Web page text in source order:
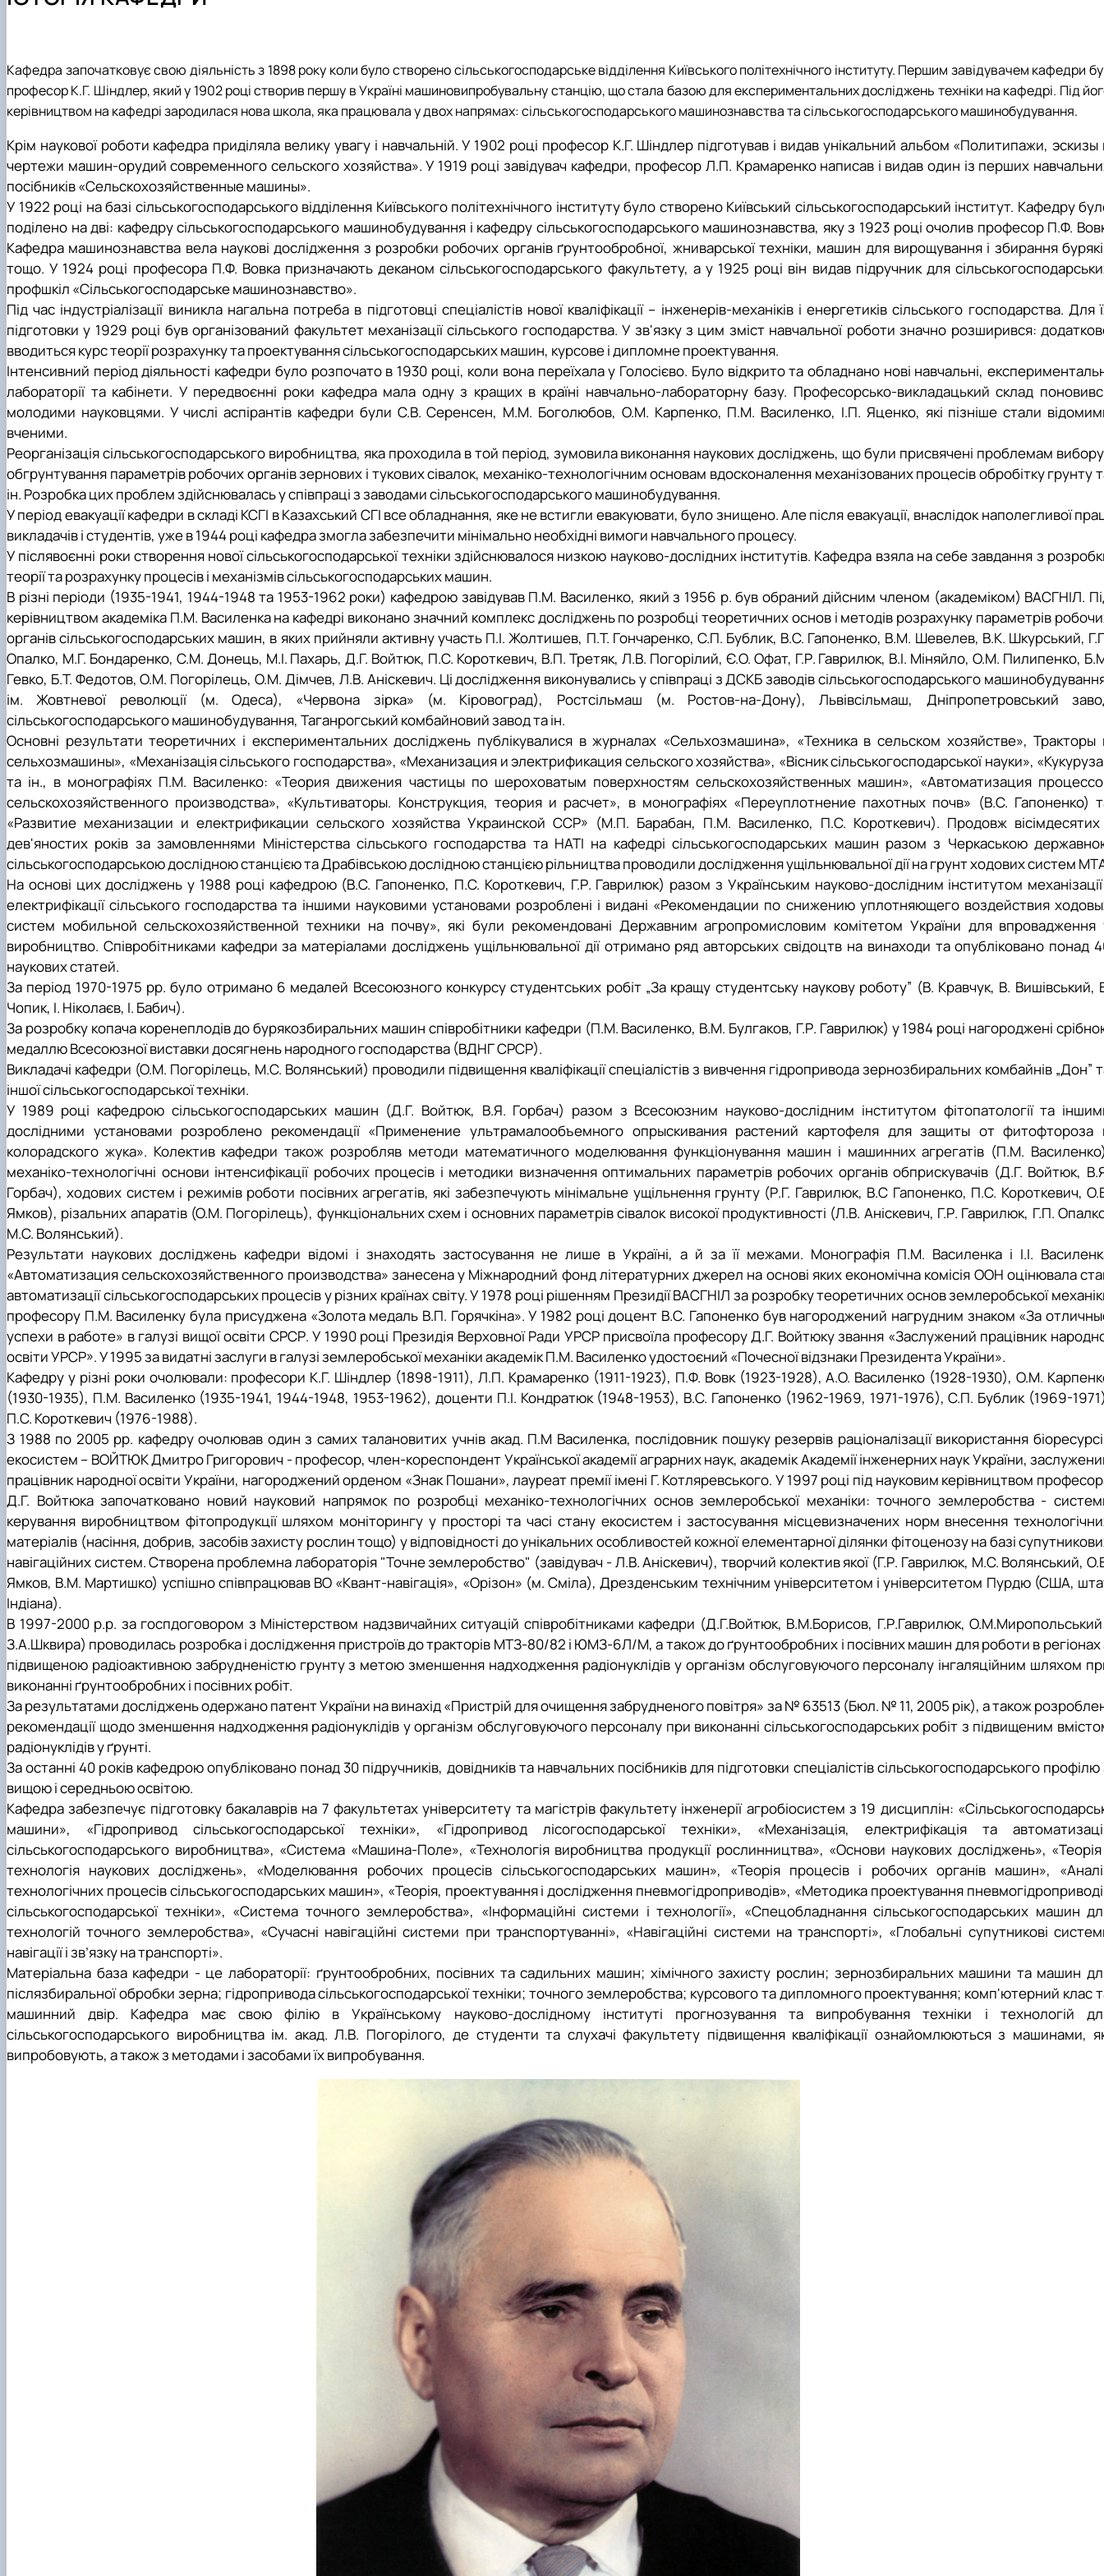
Теслюк Віктор Васильович
Курка Віталій Петрович
Росамаха Юрій Олександрович
Деркач Олексій Павлович
Лавріненко Олександр Тимофійович
Онищенко Борис Володимирович
Волянський Михайло Станіславович
Вечера Олег Миколайович
Карлаш Олександр Петрович
Гаркуша Наталія Миколаївна
Кіру Валентина Василівна
Ямков Олександр Володимирович
Білоконь Ольга Борисівна
Тихий Олександр Іванович
Кафедра започатковує свою діяльність з 1898 року коли було створено сільськогосподарське відділення Київського політехнічного інституту. Першим завідувачем кафедри
професор К.Г. Шіндлер, який у 1902 році створив першу в Україні машиновипробувальну станцію, що стала базою для експериментальних досліджень техніки на кафедрі. Під
керівництвом на кафедрі зародилася нова школа, яка працювала у двох напрямах: сільськогосподарського машинознавства та сільськогосподарського машинобудування.
Крім наукової роботи кафедра приділяла велику увагу і навчальній. У 1902 році професор К.Г. Шіндлер підготував і видав унікальний альбом «Политипажи, эскизы
чертежи машин-орудий современного сельского хозяйства». У 1919 році завідувач кафедри, професор Л.П. Крамаренко написав і видав один із перших
посібників «Сельскохозяйственные машины».
У 1922 році на базі сільськогосподарського відділення Київського політехнічного інституту було створено Київський сільськогосподарський інститут. Кафедру
поділено на дві: кафедру сільськогосподарського машинобудування і кафедру сільськогосподарського машинознавства, яку з 1923 році очолив професор П.Ф.
Кафедра машинознавства вела наукові дослідження з розробки робочих органів ґрунтообробної, жниварської техніки, машин для вирощування і збирання
тощо. У 1924 році професора П.Ф. Вовка призначають деканом сільськогосподарського факультету, а у 1925 році він видав підручник для
профшкіл «Сільськогосподарське машинознавство».
Під час індустріалізації виникла нагальна потреба в підготовці спеціалістів нової кваліфікації – інженерів-механіків і енергетиків сільського господарства. Для
підготовки у 1929 році був організований факультет механізації сільського господарства. У зв'язку з цим зміст навчальної роботи значно розширився:
вводиться курс теорії розрахунку та проектування сільськогосподарських машин, курсове і дипломне проектування.
Інтенсивний період діяльності кафедри було розпочато в 1930 році, коли вона переїхала у Голосієво. Було відкрито та обладнано нові навчальні,
лабораторії та кабінети. У передвоєнні роки кафедра мала одну з кращих в країні навчально-лабораторну базу. Професорсько-викладацький склад
молодими науковцями. У числі аспірантів кафедри були С.В. Серенсен, М.М. Боголюбов, О.М. Карпенко, П.М. Василенко, І.П. Яценко, які пізніше стали
вченими.
Реорганізація сільськогосподарського виробництва, яка проходила в той період, зумовила виконання наукових досліджень, що були присвячені проблемам вибору
обгрунтування параметрів робочих органів зернових і тукових сівалок, механіко-технологічним основам вдосконалення механізованих процесів обробітку грунту
ін. Розробка цих проблем здійснювалась у співпраці з заводами сільськогосподарського машинобудування.
У період евакуації кафедри в складі КСГІ в Казахський СГІ все обладнання, яке не встигли евакуювати, було знищено. Але після евакуації, внаслідок наполегливої
викладачів і студентів, уже в 1944 році кафедра змогла забезпечити мінімально необхідні вимоги навчального процесу.
У післявоєнні роки створення нової сільськогосподарської техніки здійснювалося низкою науково-дослідних інститутів. Кафедра взяла на себе завдання з
теорії та розрахунку процесів і механізмів сільськогосподарських машин.
В різні періоди (1935-1941, 1944-1948 та 1953-1962 роки) кафедрою завідував П.М. Василенко, який з 1956 р. був обраний дійсним членом (академіком) ВАСГНІЛ.
керівництвом академіка П.М. Василенка на кафедрі виконано значний комплекс досліджень по ро­зробці теоретичних основ і методів розрахунку параметрів
ор­ганів сільськогосподарських машин, в яких прийняли активну участь П.І. Жолтишев, П.Т. Гончаренко, С.П. Бублик, В.С. Гапоненко, В.М. Шевелев, В.К. Шкурський,
Опалко, М.Г. Бондаренко, С.М. Донець, М.І. Пахарь, Д.Г. Войтюк, П.С. Короткевич, В.П. Третяк, Л.В. Погорілий, Є.О. Офат, Г.Р. Гаврилюк, В.І. Міняйло, О.М. Пилипенко,
Гевко, Б.Т. Федотов, О.М. Погорілець, О.М. Дімчев, Л.В. Аніскевич. Ці дослідження виконувались у співпраці з ДСКБ заводів сільськогосподарського
ім. Жовтневої революції (м. Одеса), «Червона зірка» (м. Кіровоград), Ростсільмаш (м. Ростов-на-Дону), Львівсільмаш, Дніпропетровський
сільськогосподарського машинобудування, Таганрогський комбайновий завод та ін.
Основні результати теоретичних і експериментальних досліджень публікувалися в журналах «Сельхозмашина», «Техника в сельском хозяйстве», Тракторы
сельхозмашины», «Механізація сільського господарства», «Механизация и электрификация сельского хозяйства», «Вісник сільськогосподарської науки»,
та ін., в монографіях П.М. Василенко: «Теория движения частицы по шероховатым поверхностям сельскохозяйственных машин», «Автоматизация
сельскохозяйственного производства», «Культиваторы. Конструкция, теория и расчет», в монографіях «Переуплотнение пахотных почв» (В.С. Гапоненко)
«Развитие механизации и електрификации сельского хозяйства Украинской ССР» (М.П. Барабан, П.М. Василенко, П.С. Короткевич). Продовж вісімдесятих
дев'яностих років за замовленнями Міністерства сільського господарства та НАТІ на кафедрі сільськогосподарських машин разом з Черкаською
сільськогосподарською дослідною станцією та Драбівською дослідною станцією рільництва проводили дослідження ущільнювальної дії на грунт ходових систем
На основі цих досліджень у 1988 році кафедрою (В.С. Гапоненко, П.С. Короткевич, Г.Р. Гаврилюк) разом з Українським науково-дослідним інститутом механізації
електрифікації сільського господарства та іншими науковими установами розроблені і видані «Рекомендации по снижению уплотняющего воздействия
систем мобильной сельскохозяйственной техники на почву», які були рекомендовані Державним агропромисловим комітетом України для впровадження
виробництво. Спів­робітниками кафедри за матеріалами досліджень ущільнювальної дії отримано ряд авторських свідоцтв на винаходи та опубліковано понад
наукових статей.
За період 1970-1975 рр. було отримано 6 медалей Всесоюзного конкурсу студентських робіт „За кращу студентську наукову роботу” (В. Кравчук, В. Вишівський,
Чопик, І. Ніколаєв, І. Бабич).
За розробку копача коренеплодів до бурякозбиральних машин співробітники кафедри (П.М. Василенко, В.М. Булгаков, Г.Р. Гаврилюк) у 1984 році нагороджені
медаллю Всесоюзної виставки досягнень народного господарства (ВДНГ СРСР).
Викладачі кафедри (О.М. Погорілець, М.С. Волянський) проводили підвищення кваліфікації спеціалістів з вивчення гідропривода зернозбиральних комбайнів „Дон”
іншої сільськогосподарської техніки.
У 1989 році кафедрою сільськогосподарських машин (Д.Г. Войтюк, В.Я. Горбач) разом з Всесоюзним науково-дослідним інститутом фітопатології та
дослідними установами розроблено рекомендації «Применение ультрамалообъемного опрыскивания растений картофеля для защиты от фитофтороза
колорадского жука». Колектив кафедри також розробляв методи математичного моделювання функціонування машин і машинних агрегатів (П.М.
механіко-технологічні основи інтенсифікації робочих процесів і методики визначення оптимальних параметрів робочих органів обприскувачів (Д.Г. Войтюк,
Горбач), ходових систем і режимів роботи посівних агрегатів, які забезпечують мінімальне ущільнення грунту (Р.Г. Гаврилюк, В.С Гапоненко, П.С. Короткевич,
Ямков), різальних апаратів (О.М. Погорілець), функціональних схем і основних параметрів сівалок високої продуктивності (Л.В. Аніскевич, Г.Р. Гаврилюк, Г.П.
М.С. Волянський).
Результати наукових досліджень кафедри відомі і знаходять застосування не лише в Україні, а й за її межами. Монографія П.М. Василенка і І.І.
«Автоматизация сельскохозяйственного производства» занесена у Міжнародний фонд літературних джерел на основі яких економічна комісія ООН оцінювала
автоматизації сільськогосподарськихпроцесів у різних країнах світу. У 1978 році рішенням Президії ВАСГНІЛ за розробку теоретичних основ землеробської
професору П.М. Василенку була присуджена «Золота медаль В.П. Горячкіна». У 1982 році доцент В.С. Гапоненко був нагороджений нагрудним зна­ком «За
успехи в работе» в галузі вищої освіти СРСР. У 1990 році Президія Верховної Ради УРСР присвоїла професору Д.Г. Войтюку звання «Заслужений працівник
освіти УРСР». У 1995 за видатні заслуги в галузіземлеробської механіки академікП.М. Василенко удостоєний «Почесної відзнаки Президента України».
Кафедру у різні роки очолюва­ли: професори К.Г. Шіндлер (1898-1911), Л.П. Крамаренко (1911-1923), П.Ф. Вовк (1923-1928), А.О. Василенко (1928-1930), О.М.
(1930-1935), П.М. Василенко (1935-1941, 1944-1948, 1953-1962), доценти П.І. Кондратюк (1948-1953), В.С. Гапоненко (1962-1969, 1971-1976), С.П. Бублик (1969-
П.С. Короткевич (1976-1988).
З 1988 по 2005 рр. кафедру очолював один з самих талановитих учнів акад. П.М Василенка, послідовник пошуку резервів раціоналізації використання
екосистем – ВОЙТЮК Дмитро Григорович - професор, член-кореспондент Української академії аграрних наук, академік Академії інженерних наук України,
працівник народної освіти України, нагороджений орденом «Знак Пошани», лауреат премії імені Г. Котляревського. У 1997 році під науковим керівництвом
Д.Г. Войтюка започатковано новий науковий напрямок по розробці механіко-технологічних основ землеробської механіки: точного землеробства -
керування виробництвом фітопродукції шляхом моніторингу у просторі та часі стану екосистем і застосування місцевизначених норм внесення
матеріалів (насіння, добрив, засобів захисту рослин тощо) у відповідності до унікальних особливостей кожної елементарної ділянки фітоценозу на базі
навігаційних систем. Створена проблемна лабораторія "Точне землеробство" (завідувач - Л.В. Аніскевич), творчий колектив якої (Г.Р. Гаврилюк, М.С. Волянський,
Ямков, В.М. Мартишко) успішно співпрацював ВО «Квант-навігація», «Орізон» (м. Сміла), Дрезденсь­ким технічним університетом і університетом Пурдю (США,
Індіана).
В 1997-2000 р.р. за госпдоговором з Міністерством надзвичайних ситуацій співробітниками кафедри (Д.Г.Войтюк, В.М.Борисов, Г.Р.Гаврилюк, О.М.Миропольський
З.А.Шквира) проводилась розробка і дослідження пристроїв до тракторів МТЗ-80/82 і ЮМЗ-6Л/М, а також до ґрунтообробних і посівних машин для роботи в регіонах
підвищеною радіоактивною забрудненістю грунту з метою зменшення надходження радіонуклідів у організм обслуговуючого персоналу інгаляційним шляхом
виконанні ґрунтообробних і посівних робіт.
За результатами досліджень одержано патент України на винахід «Пристрій для очищення забрудненого повітря» за № 63513 (Бюл. № 11, 2005 рік), а також
рекомендації щодо зменшення надходження радіонуклідів у організм обслуговуючого персоналу при виконанні сільськогосподарських робіт з підвищеним
радіонуклідів у ґрунті.
За останні 40 років кафедрою опубліковано понад 30 підручників, до­відників та навчальних посібниківдля підготовки спеціалістів сільсько­господарського профілю
вищою ісередньою освітою.
Кафедра забезпечує підготовку бакалаврів на 7 факультетах університету та магістрів факультету інженерії агробіосистем з 19 дисциплін:
машини», «Гідропривод сільськогосподарської техніки», «Гідропривод лісогосподарської техніки», «Механізація, електрифікація та
сільськогосподарського виробництва», «Система «Машина-Поле», «Технологія виробництва продукції рослинництва», «Основи наукових досліджень», «Теорія
технологія наукових досліджень», «Моделювання робочих процесів сільськогосподарських машин», «Теорія процесів і робочих органів машин»,
технологічних процесів сільськогосподарських машин», «Теорія, проектування і дослідження пневмогідроприводів», «Методика проектування
сільськогосподарської техніки», «Система точного землеробства», «Інформаційні системи і технології», «Спецобладнання сільськогосподарських машин
технологій точного землеробства», «Сучасні навігаційні системи при транспортуванні», «Навігаційні системи на транспорті», «Глобальні супутникові
навігації і зв’язку на транспорті».
Матеріальна база кафедри - це лабораторії: ґрунтообробних, посівних та садильних машин; хімічного захисту рослин; зернозбиральних машини та машин
післязбиральної обробки зерна; гідропривода сільськогосподарської техніки; точного землеробства; курсового та дипломного проекту­вання; комп'ютерний клас
машинний двір. Кафедра має свою філію в Українському науково-дослідному інституті прогнозування та випробування техніки і технологій
сільськогосподарського виробництва ім. акад. Л.В. Погорілого, де студенти та слухачі факультету підвищення кваліфікації ознайомлюються з машинами,
випробовують, а також з методами і засобами їх випробування.